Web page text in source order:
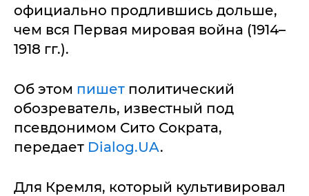
официально продлившись дольше,
чем вся Первая мировая война (1914–
1918 гг.).
Об этом пишет политический
обозреватель, известный под
псевдонимом Сито Сократа,
передает Dialog.UA.
Для Кремля, который культивировал